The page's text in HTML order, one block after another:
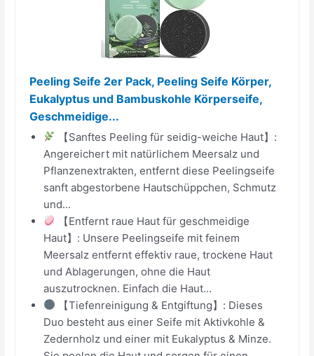
Peeling Seife 2er Pack, Peeling Seife Körper,
Eukalyptus und Bambuskohle Körperseife,
Geschmeidige...
【Sanftes Peeling für seidig-weiche Haut】:
Angereichert mit natürlichem Meersalz und
Pflanzenextrakten, entfernt diese Peelingseife
sanft abgestorbene Hautschüppchen, Schmutz
und...
【Entfernt raue Haut für geschmeidige
Haut】: Unsere Peelingseife mit feinem
Meersalz entfernt effektiv raue, trockene Haut
und Ablagerungen, ohne die Haut
auszutrocknen. Einfach die Haut...
【Tiefenreinigung & Entgiftung】: Dieses
Duo besteht aus einer Seife mit Aktivkohle &
Zedernholz und einer mit Eukalyptus & Minze.